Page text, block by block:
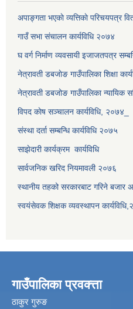
अपाङ्गता भएकाे व्यत्तिकाे परिचयपत्र
गाउँ सभा संचालन कार्यविधि २०७४
घ वर्ग निर्माण व्यवसायी इजाजतपत्र
नेत्रावती डबजाेङ गाउँपालिका शिक्षा
नेत्रावती डबजोङ गाउँपालिका न्यायिक
विपद काेष सञ्चालन कार्यविधि, २०७४_
संस्था दर्ता सम्बन्धि कार्यविधि २०७५
साझेदारी कार्यक्रम कार्यविधि
सार्वजनिक खरिद नियमावली २०७६
स्थानीय तहको सरकारबाट गरिने बजार
स्वयंसेवक शिक्षक व्यवस्थापन
गाउँपालिका प्रवक्त्ता
ठाकुर गुरुङ